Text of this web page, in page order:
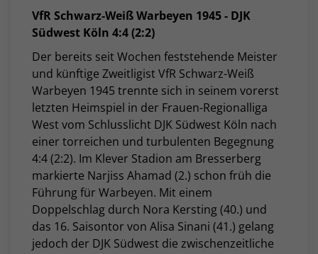
VfR Schwarz-Weiß Warbeyen 1945 - DJK
Südwest Köln 4:4 (2:2)
Der bereits seit Wochen feststehende Meister
und künftige Zweitligist VfR Schwarz-Weiß
Warbeyen 1945 trennte sich in seinem vorerst
letzten Heimspiel in der Frauen-Regionalliga
West vom Schlusslicht DJK Südwest Köln nach
einer torreichen und turbulenten Begegnung
4:4 (2:2). Im Klever Stadion am Bresserberg
markierte Narjiss Ahamad (2.) schon früh die
Führung für Warbeyen. Mit einem
Doppelschlag durch Nora Kersting (40.) und
das 16. Saisontor von Alisa Sinani (41.) gelang
jedoch der DJK Südwest die zwischenzeitliche